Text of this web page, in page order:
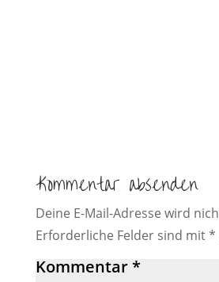
Kommentar absenden
Deine E-Mail-Adresse wird
Erforderliche Felder sind mit*